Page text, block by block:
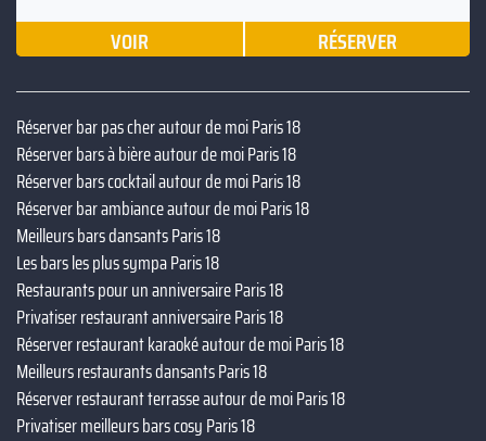
VOIR RÉSERVER
Réserver bar pas cher autour de moi Paris 18
Réserver bars à bière autour de moi Paris 18
Réserver bars cocktail autour de moi Paris 18
Réserver bar ambiance autour de moi Paris 18
Meilleurs bars dansants Paris 18
Les bars les plus sympa Paris 18
Restaurants pour un anniversaire Paris 18
Privatiser restaurant anniversaire Paris 18
Réserver restaurant karaoké autour de moi Paris 18
Meilleurs restaurants dansants Paris 18
Réserver restaurant terrasse autour de moi Paris 18
Privatiser meilleurs bars cosy Paris 18